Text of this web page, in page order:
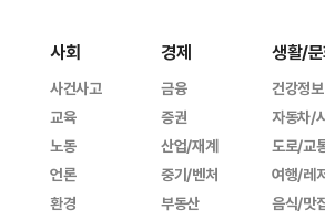
사회
사건사고
교육
노동
언론
환경
경제
금융
증권
산업/재계
중기/벤처
부동산
생활/
건강정보
자동차/
도로/교
여행/레
음식/맛